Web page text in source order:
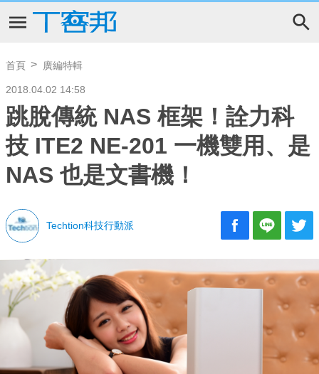
首頁 廣編特輯
2018.04.02 14:58
跳脫傳統 NAS 框架！詮力科
技 ITE2 NE-201 一機雙用、是
NAS 也是文書機！
Techtion科技行動派